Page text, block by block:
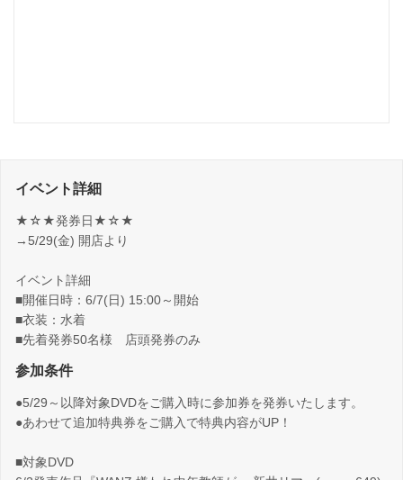
イベント詳細
★☆★発券日★☆★
→5/29(金) 開店より
イベント詳細
■開催日時：6/7(日) 15:00～開始
■衣装：水着
■先着発券50名様 店頭発券のみ
参加条件
●5/29～以降対象DVDをご購入時に参加券を発券いたします。
●あわせて追加特典券をご購入で特典内容がUP！
■対象DVD